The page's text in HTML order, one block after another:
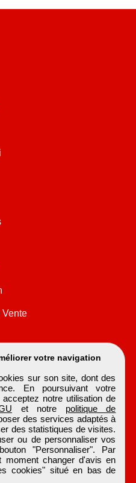
votre navigation
sur son site, dont des
En poursuivant votre
notre utilisation de
et notre politique de
des services adaptés à
des statistiques de visites.
ou de personnaliser vos
"Personnaliser". Par
moment changer d'avis en
cookies" situé en bas de